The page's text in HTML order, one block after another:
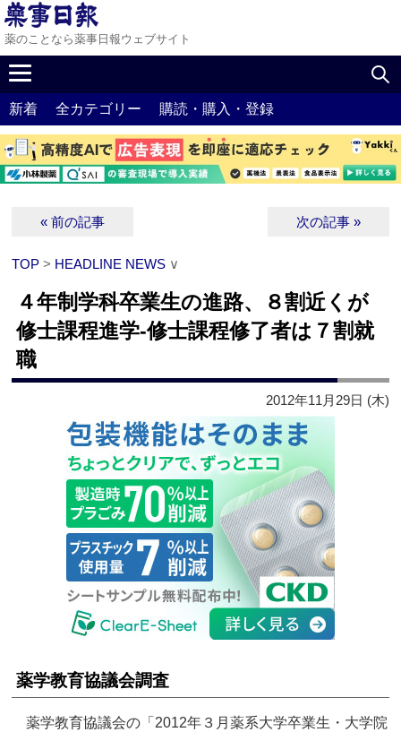
薬のことなら薬事日報ウェブサイト
新着 全カテゴリー 購読・購入・登録
« 前の記事 次の記事 »
TOP > HEADLINE NEWS ∨
４年制学科卒業生の進路、８割近くが
修士課程進学‐修士課程修了者は７割就
職
2012年11月29日 (木)
薬学教育協議会調査
薬学教育協議会の「2012年３月薬系大学卒業生・大学院